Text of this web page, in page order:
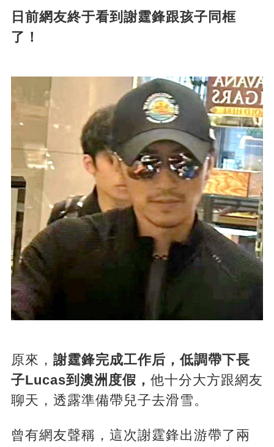
日前網友終于看到謝霆鋒跟孩子同框
了！
原來， 謝霆鋒完成工作后，低調帶下長
子Lucas到澳洲度假， 他十分大方跟網友
聊天，透露準備帶兒子去滑雪。
曾有網友聲稱，這次謝霆鋒出游帶了兩